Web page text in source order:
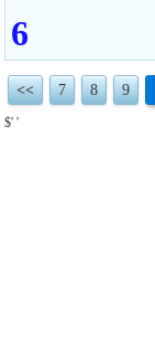
6
<< 7 8 9
$' '